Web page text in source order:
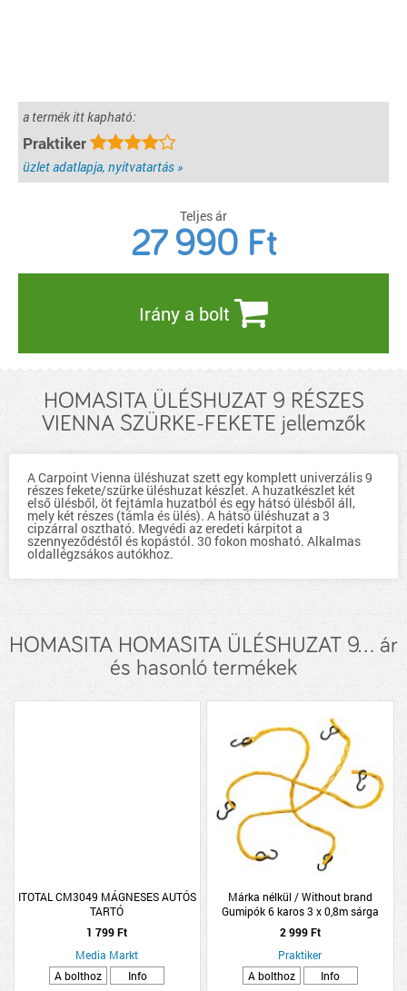
a termék itt kapható:
Praktiker
üzlet adatlapja, nyitvatartás »
Teljes ár
27 990 Ft
Irány a bolt
HOMASITA ÜLÉSHUZAT 9 RÉSZES
VIENNA SZÜRKE-FEKETE jellemzők
A Carpoint Vienna üléshuzat szett egy komplett univerzális 9
részes fekete/szürke üléshuzat készlet. A huzatkészlet két
első ülésből, öt fejtámla huzatból és egy hátsó ülésből áll,
mely két részes (támla és ülés). A hátsó üléshuzat a 3
cipzárral osztható. Megvédi az eredeti kárpitot a
szennyeződéstől és kopástól. 30 fokon mosható. Alkalmas
oldallégzsákos autókhoz.
HOMASITA HOMASITA ÜLÉSHUZAT 9... ár
és hasonló termékek
ITOTAL CM3049 MÁGNESES AUTÓS
TARTÓ
1 799 Ft
Media Markt
A bolthoz
Info
Márka nélkül / Without brand
Gumipók 6 karos 3 x 0,8m sárga
2 999 Ft
Praktiker
A bolthoz
Info